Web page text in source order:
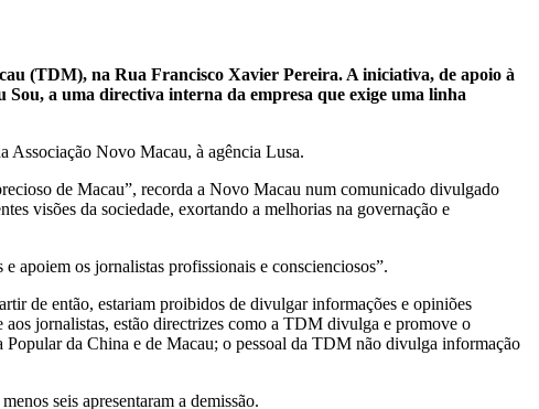
(TDM), na Rua Francisco Xavier Pereira. A iniciativa, de apoio à
a uma directiva interna da empresa que exige uma linha
Associação Novo Macau, à agência Lusa.
de Macau”, recorda a Novo Macau num comunicado divulgado
visões da sociedade, exortando a melhorias na governação e
apoiem os jornalistas profissionais e conscienciosos”.
de então, estariam proibidos de divulgar informações e opiniões
jornalistas, estão directrizes como a TDM divulga e promove o
da China e de Macau; o pessoal da TDM não divulga informação
seis apresentaram a demissão.